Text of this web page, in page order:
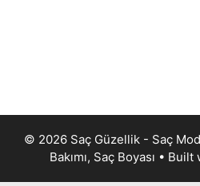
© 2026 Saç Güzellik - Saç
Bakımı, Saç Boyası • Built